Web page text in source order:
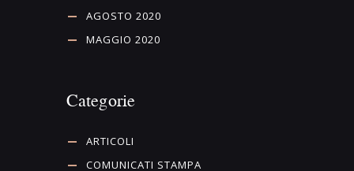
AGOSTO 2020
MAGGIO 2020
Categorie
ARTICOLI
COMUNICATI STAMPA